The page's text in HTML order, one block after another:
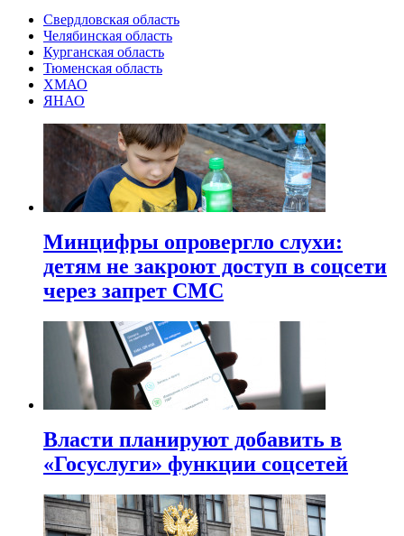
Свердловская область
Челябинская область
Курганская область
Тюменская область
ХМАО
ЯНАО
Минцифры опровергло слухи:
детям не закроют доступ в соцсети
через запрет СМС
Власти планируют добавить в
«Госуслуги» функции соцсетей